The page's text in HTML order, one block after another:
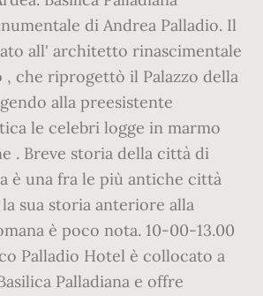
di Andrea Palladio. Il
all' architetto rinascimentale
, che riprogettò il Palazzo della
alla preesistente
le celebri logge in marmo
. Breve storia della città di
è una fra le più antiche città
sua storia anteriore alla
è poco nota. 10-00-13.00
Palladio Hotel è collocato a
Palladiana e offre